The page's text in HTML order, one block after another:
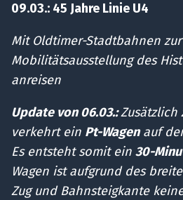
09.03.: 45 Jahre Linie U4
Mit Oldtimer-Stadtbahnen zur
Mobilitätsausstellung des
anreisen
Update von 06.03.:Zusätzlich
verkehrt ein Pt-Wagenauf
Es entsteht somit ein 30-
Wagen ist aufgrund des
Zug und Bahnsteigkante